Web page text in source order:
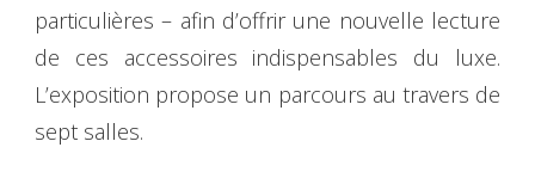
particulières – afin d’offrir une nouvelle lecture
de ces accessoires indispensables du luxe.
L’exposition propose un parcours au travers de
sept salles.